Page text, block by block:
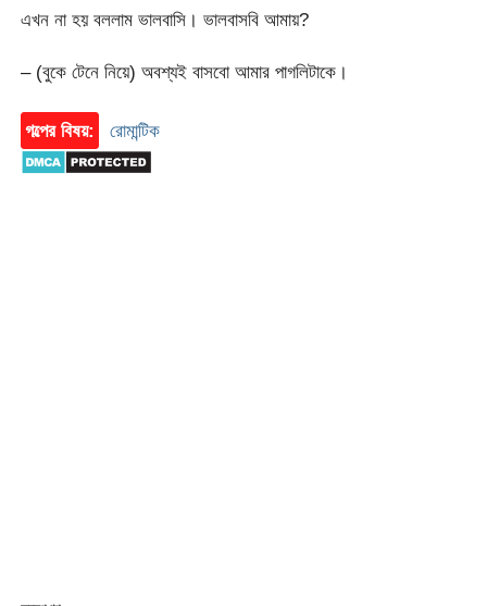
এখন না হয় বললাম ভালবাসি। ভালবাসবি আমায়?
– (বুকে টেনে নিয়ে) অবশ্যই বাসবো আমার পাগলিটাকে।
গল্পের বিষয়: রোমান্টিক